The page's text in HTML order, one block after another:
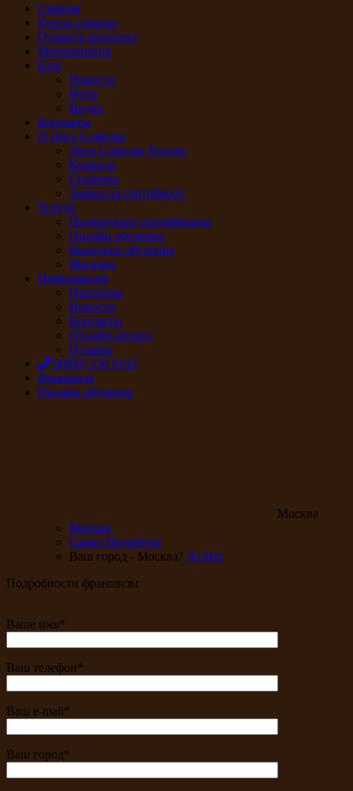
Главная
Курсы сомелье
Открыть винотеку
Мероприятия
Блог
Новости
Фото
Видео
Контакты
О Лиге Сомелье
Лига Сомелье России
Команда
Спикеры
Заявка на сертификат
Услуги
Подарочные сертификаты
Онлайн обучение
Выездное обучение
Магазин
Информация
Партнеры
Новости
Контакты
Онлайн-оплата
Отзывы
8(800) 550 9193
Франшиза
Онлайн обучение
Москва
Москва
Санкт-Петербург
Ваш город - Москва? Да Нет
Подробности франшизы
Ваше имя*
Ваш телефон*
Ваш e-mail*
Ваш город*